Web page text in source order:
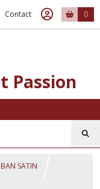
Contact 0
Passion
SATIN